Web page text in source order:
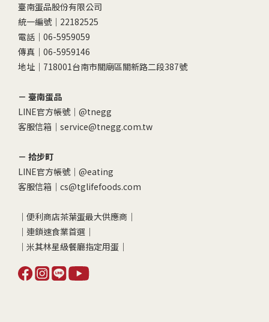
臺南蛋品股份有限公司
統一編號｜22182525
電話｜06-5959059
傳真｜06-5959146
地址｜718001台南市關廟區關新路二段387號
－ 臺南蛋品
LINE官方帳號｜ @tnegg
客服信箱｜service@tnegg.com.tw
－ 拾步町
LINE官方帳號｜ @eating
客服信箱｜cs@tglifefoods.com
｜便利商店茶葉蛋最大供應商｜
｜連鎖速食業首選｜
｜米其林星級餐廳指定用蛋｜